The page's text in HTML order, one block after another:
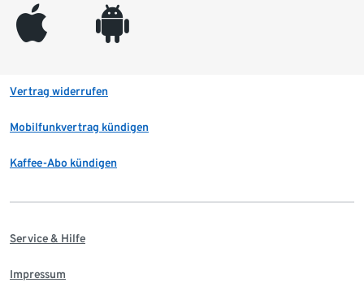
appleinc android
Vertrag widerrufen
Mobilfunkvertrag kündigen
Kaffee-Abo kündigen
Service & Hilfe
Impressum